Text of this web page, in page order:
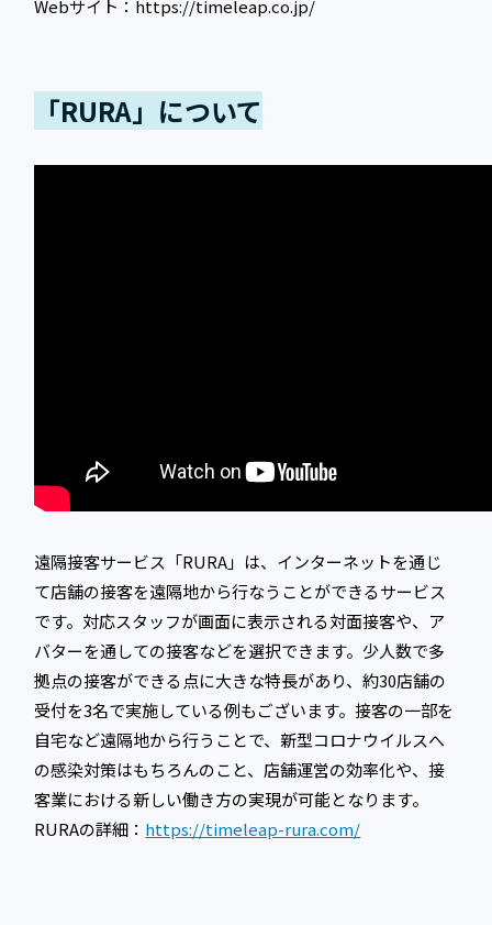
Webサイト：https://timeleap.co.jp/
「RURA」について
遠隔接客サービス「RURA」は、インターネットを通じ
て店舗の接客を遠隔地から行なうことができるサービス
です。対応スタッフが画面に表示される対面接客や、ア
バターを通しての接客などを選択できます。少人数で多
拠点の接客ができる点に大きな特長があり、約30店舗の
受付を3名で実施している例もございます。接客の一部を
自宅など遠隔地から行うことで、新型コロナウイルスへ
の感染対策はもちろんのこと、店舗運営の効率化や、接
客業における新しい働き方の実現が可能となります。
RURAの詳細： https://timeleap-rura.com/